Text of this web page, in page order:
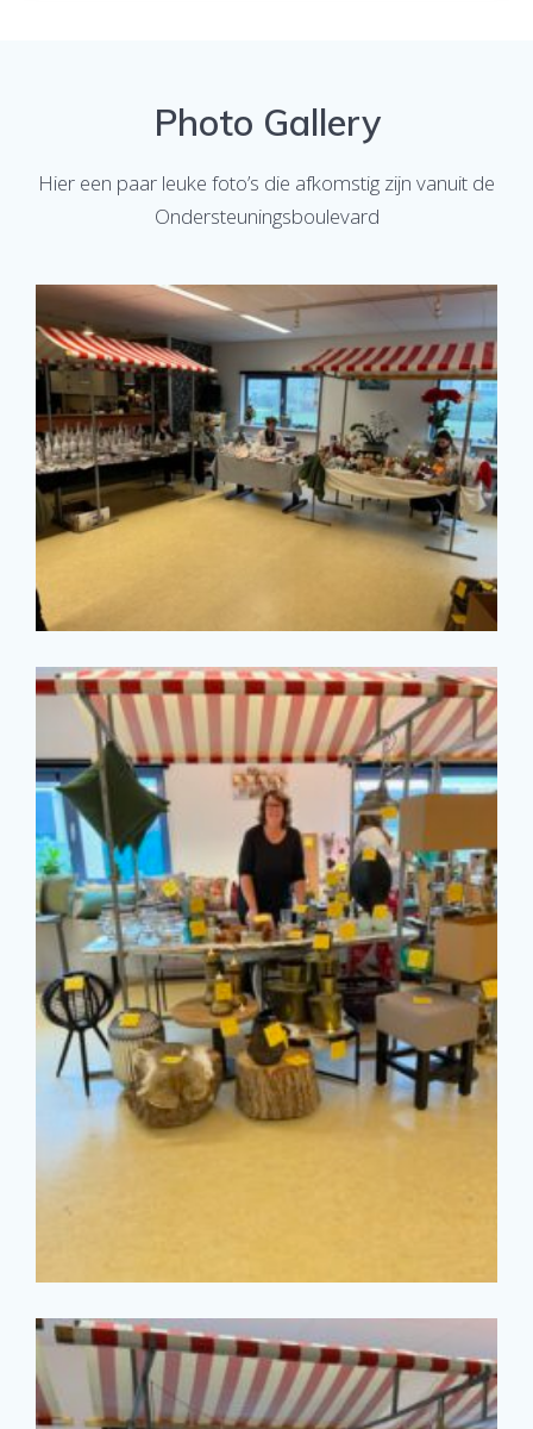
Photo Gallery
Hier een paar leuke foto’s die afkomstig zijn vanuit de
Ondersteuningsboulevard